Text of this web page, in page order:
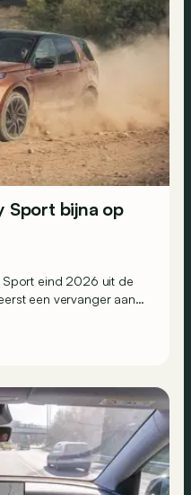
Sport bijna op
Sport eind 2026 uit de
een vervanger aan